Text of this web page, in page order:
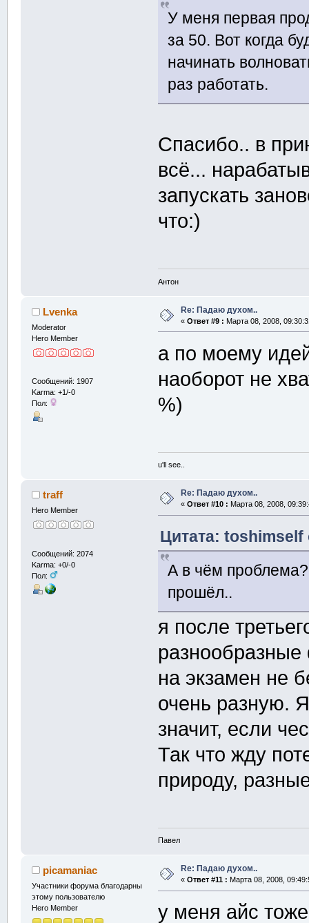
У меня первая
за 50. Вот когда
начинать
раз работать.
Спасибо.. в
всё...
запускать
что:)
Антон
Lvenka
Moderator
Hero Member
Сообщений: 1907
Karma: +1/-0
Пол:
Re: Падаю духом..
« Ответ #9 : Марта 08, 2008,
а по моему
наоборот не
%)
u'll see..
traff
Hero Member
Сообщений: 2074
Karma: +0/-0
Пол:
Re: Падаю духом..
« Ответ #10 : Марта 08, 2008,
Цитата: toshimself
А в чём
прошёл..
я после
на экзамен не
очень разную.
значит, если
Так что жду
природу,
Павел
picamaniac
Участники форума благодарны
этому пользователю
Hero Member
Re: Падаю духом..
« Ответ #11 : Марта 08, 2008,
у меня айс